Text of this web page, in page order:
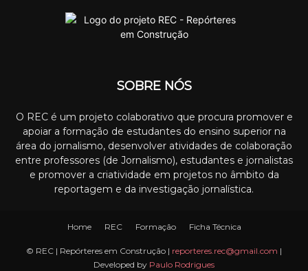
SOBRE NÓS
O REC é um projeto colaborativo que procura promover e
apoiar a formação de estudantes do ensino superior na
área do jornalismo, desenvolver atividades de colaboração
entre professores (de Jornalismo), estudantes e jornalistas
e promover a criatividade em projetos no âmbito da
reportagem e da investigação jornalística.
Home REC Formação Ficha Técnica
© REC | Repórteres em Construção | reporteres.rec@gmail.com |
Developed by Paulo Rodrigues